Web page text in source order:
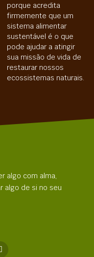
porque acredita
firmemente que um
sistema alimentar
sustentável é o que
pode ajudar a atingir
sua missão de vida de
restaurar nossos
ecossistemas naturais.
algo com alma,
algo de si no seu